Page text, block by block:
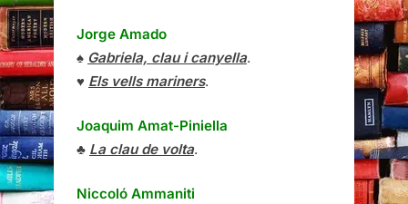
Jorge Amado
♠ Gabriela, clau i canyella.
♥ Els vells mariners.
Joaquim Amat-Piniella
♣ La clau de volta.
Niccoló Ammaniti